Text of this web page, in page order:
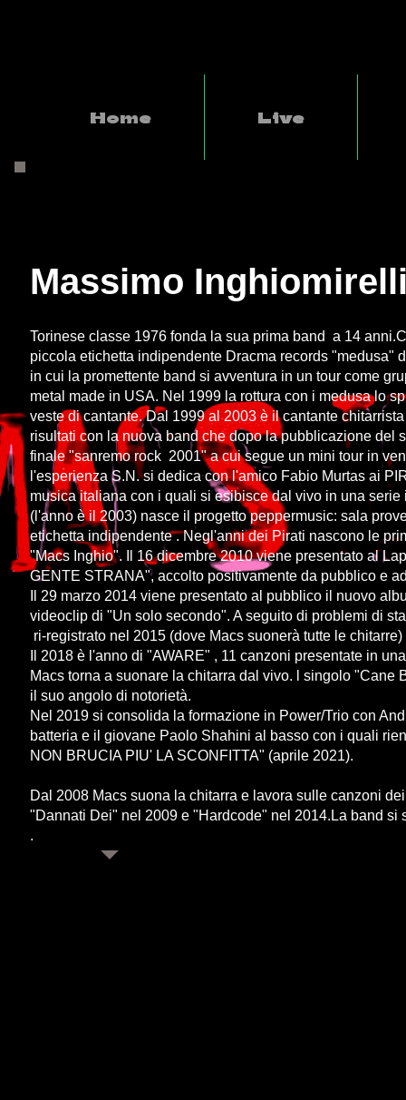
Home Live
Massimo
Torinese classe 1976 fonda la sua prima band a 14
piccola etichetta indipendente Dracma records "medusa"
in cui la promettente band si avventura in un tour come
metal made in USA. Nel 1999 la rottura con i medusa lo
veste di cantante. Dal 1999 al 2003 è il cantante
risultati con la nuova band che dopo la pubblicazione del
finale "sanremo rock 2001" a cui segue un mini tour in
l'esperienza S.N. si dedica con l'amico Fabio Murtas ai
musica italiana con i quali si esibisce dal vivo in una
(l'anno è il 2003) nasce il progetto peppermusic: sala
etichetta indipendente . Negl'anni dei Pirati nascono le
"Macs Inghio". Il 16 dicembre 2010 viene presentato al
GENTE STRANA", accolto positivamente da pubblico e
Il 29 marzo 2014 viene presentato al pubblico il nuovo
videoclip di "Un solo secondo". A seguito di problemi di
ri-registrato nel 2015 (dove Macs suonerà tutte le
Il 2018 è l'anno di "AWARE" , 11 canzoni presentate in
Macs torna a suonare la chitarra dal vivo. l singolo
il suo angolo di notorietà.
Nel 2019 si consolida la formazione in Power/Trio con
batteria e il giovane Paolo Shahini al basso con i quali
NON BRUCIA PIU' LA SCONFITTA" (aprile 2021).
Dal 2008 Macs suona la chitarra e lavora sulle canzoni
"Dannati Dei" nel 2009 e "Hardcode" nel 2014.La band si
.